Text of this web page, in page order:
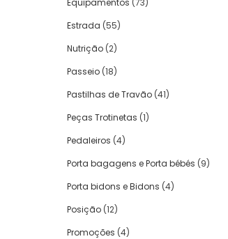
Estrada (55)
Nutrição (2)
Passeio (18)
Pastilhas de Travão (41)
Peças Trotinetas (1)
Pedaleiros (4)
Porta bagagens e Porta bébés (9)
Porta bidons e Bidons (4)
Posição (12)
Promoções (4)